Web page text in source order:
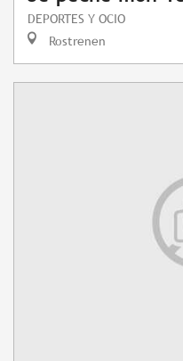
DEPORTES Y OCIO
Rostrenen